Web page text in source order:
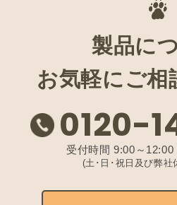
製品に
お気軽にご相
0120-
受付時間 9:00～
(土･日･祝日及び弊社